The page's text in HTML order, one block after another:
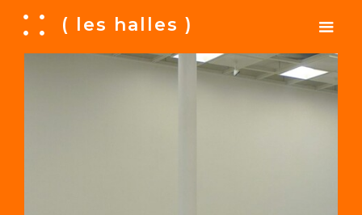
A ( les halles )